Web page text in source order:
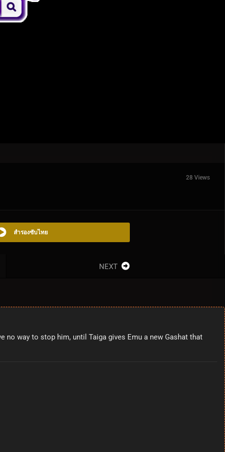
28 Views
สำรองซับไทย
NEXT
no way to stop him, until Taiga gives Emu a new Gashat that